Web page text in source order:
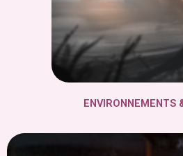
ENVIRONNEMENTS